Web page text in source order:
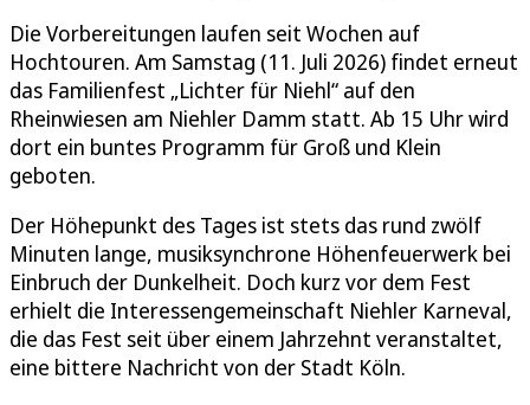
Die Vorbereitungen laufen seit Wochen auf
Hochtouren. Am Samstag (11. Juli 2026) findet erneut
das Familienfest „Lichter für Niehl“ auf den
Rheinwiesen am Niehler Damm statt. Ab 15 Uhr wird
dort ein buntes Programm für Groß und Klein
geboten.
Der Höhepunkt des Tages ist stets das rund zwölf
Minuten lange, musiksynchrone Höhenfeuerwerk bei
Einbruch der Dunkelheit. Doch kurz vor dem Fest
erhielt die Interessengemeinschaft Niehler Karneval,
die das Fest seit über einem Jahrzehnt veranstaltet,
eine bittere Nachricht von der Stadt Köln.